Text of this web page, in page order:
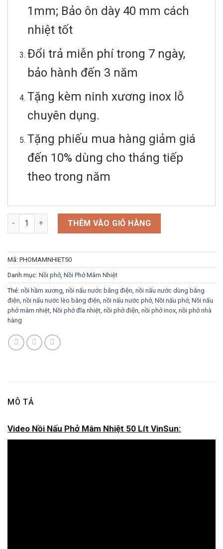
1mm; Bảo ôn dày 40 mm cách
nhiệt tốt
Đổi trả miễn phí trong 7 ngày,
bảo hành đến 3 năm
Tặng kèm ninh xương inox lỗ
chuyên dụng.
Tặng phiếu mua hàng giảm giá
đến 10% dùng cho tháng tiếp
theo trong năm
Nồi Phở Mâm Nhiệt 50 Lít VinSun số lượng
THÊM VÀO GIỎ HÀNG
Mã: PHOMAMNHIET50
Danh mục: Nồi phở, Nồi Phở Mâm Nhiệt
Thẻ: nồi hầm xương nồi nấu nước bằng điện nồi nấu nước dùng bằng
điện nồi nấu nước lèo bằng điện nồi nấu nước phở, Nồi nấu phở, Nồi nấu
phở mâm nhiệt, Nồi phở đĩa nhiệt, nồi phở điện nồi phở inox, nồi phở nhà
hàng
MÔ TẢ
Video Nồi Nấu Phở Mâm Nhiệt 50 Lít VinSun: